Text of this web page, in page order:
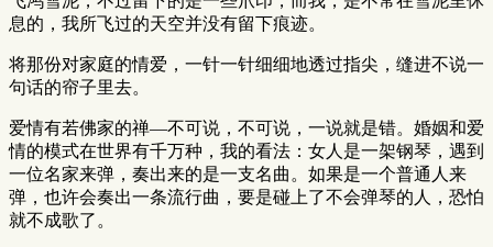
息的，我所飞过的天空并没有留下痕迹。
将那份对家庭的情爱，一针一针细细地透过指尖，缝进不说一
句话的帘子里去。
爱情有若佛家的禅—不可说，不可说，一说就是错。婚姻和爱
情的模式在世界有千万种，我的看法：女人是一架钢琴，遇到
一位名家来弹，奏出来的是一支名曲。如果是一个普通人来
弹，也许会奏出一条流行曲，要是碰上了不会弹琴的人，恐怕
就不成歌了。